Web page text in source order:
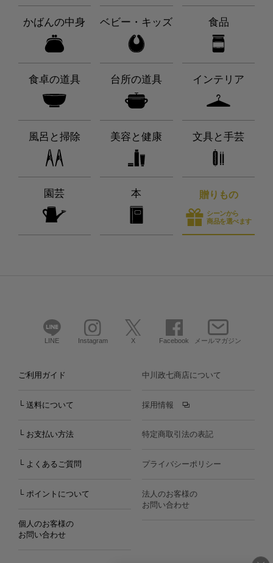
かばんの中身 ベビー・キッズ 食品
食卓の道具 台所の道具 インテリア
風呂と掃除 美容と健康 文具と手芸
園芸 本 贈りもの
シーンから
商品を選べます
LINE Instagram X Facebook メールマガジン
ご利用ガイド
└ 送料について
└ お支払い方法
└ よくあるご質問
└ ポイントについて
個人のお客様の
お問い合わせ
中川政七商店について
採用情報
特定商取引法の表記
プライバシーポリシー
法人のお客様の
お問い合わせ